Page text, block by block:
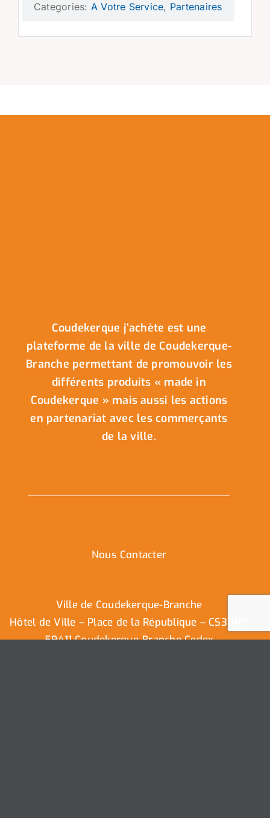
Categories: A Votre Service, Partenaires
Coudekerque j’achète est une
plateforme de la ville de Coudekerque-
Branche permettant de promouvoir les
différents produits « made in
Coudekerque » mais aussi les actions
en partenariat avec les commerçants
de la ville.
Nous Contacter
Ville de Coudekerque-Branche
Hôtel de Ville – Place de la République – CS30119
59411 Coudekerque-Branche Cedex